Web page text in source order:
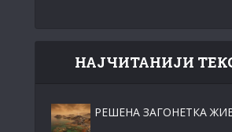
НАЈЧИТАНИЈИ
РЕШЕНА ЗАГОНЕТКА